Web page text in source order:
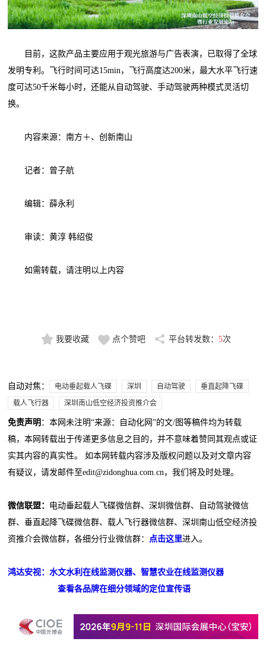
目前，这款产品主要应用于观光旅游与广告表演，已取得了全球
发明专利。飞行时间可达15min，飞行高度达200米，最大水平飞行速
度可达50千米每小时，还能从自动驾驶、手动驾驶两种模式灵活切
换。
内容来源：南方＋、创新南山
记者：曾子航
编辑：薛永利
审读：黄淳 韩绍俊
如需转载，请注明以上内容
我要收藏 点个赞吧 平台转发数： 5次
自动对焦： 电动垂起载人飞碟 深圳 自动驾驶
垂直起降飞碟
载人飞行器
深圳南山低空经济投资推介会
免责声明 ：本网未注明“来源：自动化网”的文/图等稿件均为转载
稿，本网转载出于传递更多信息之目的，并不意味着赞同其观点或证
实其内容的真实性。 如本网转载内容涉及版权问题以及对文章内容
有疑议，请发邮件至edit@zidonghua.com.cn，我们将及时处理。
微信联盟： 电动垂起载人飞碟微信群、深圳微信群、自动驾驶微信
群、垂直起降飞碟微信群、载人飞行器微信群、深圳南山低空经济投
资推介会微信群，各细分行业微信群： 点击这里进入。
鸿达安视：水文水利在线监测仪器、智慧农业在线监测仪器
查看各品牌在细分领域的定位宣传语